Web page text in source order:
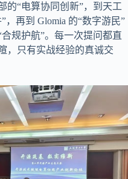
的“电算协同创新”，到天工
，再到 Glomia 的“数字游民”
规护航”。每一次提问都直
，只有实战经验的真诚交